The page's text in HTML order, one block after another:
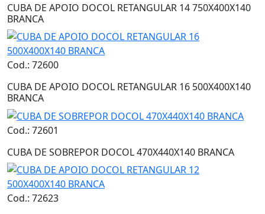
CUBA DE APOIO DOCOL RETANGULAR 14 750X400X140
BRANCA
Cod.: 72600
CUBA DE APOIO DOCOL RETANGULAR 16 500X400X140
BRANCA
Cod.: 72601
CUBA DE SOBREPOR DOCOL 470X440X140 BRANCA
Cod.: 72623